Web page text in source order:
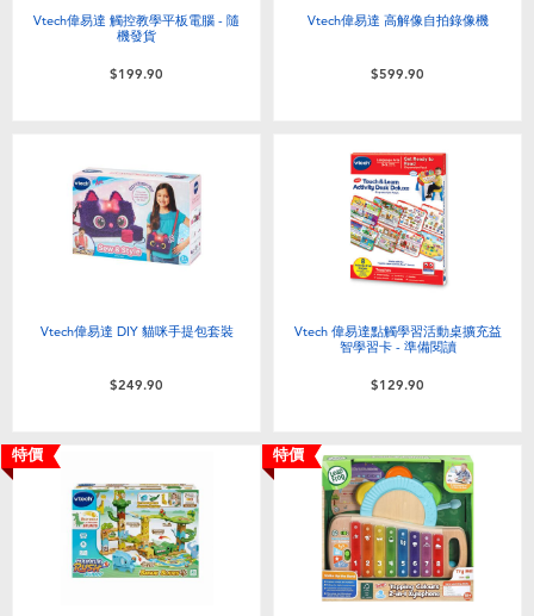
Vtech偉易達 觸控教學平板電腦 - 隨
機發貨
$199.90
Vtech偉易達 高解像自拍錄像機
$599.90
Vtech偉易達 DIY 貓咪手提包套裝
$249.90
Vtech 偉易達點觸學習活動桌擴充益
智學習卡 - 準備閱讀
$129.90
特價 特價